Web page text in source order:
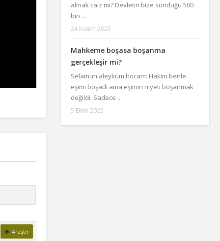
Araştır
almak caiz mi? Devletin bize sunduğu 500
bin ...
24 Kasım 2025
Mahkeme boşasa boşanma
gerçekleşir mi?
Selamun aleyküm hocam: Hakim benle
eşimi boşadı ama eşimin niyeti boşanmak
değildi. Sadece ...
5 Ekim 2025